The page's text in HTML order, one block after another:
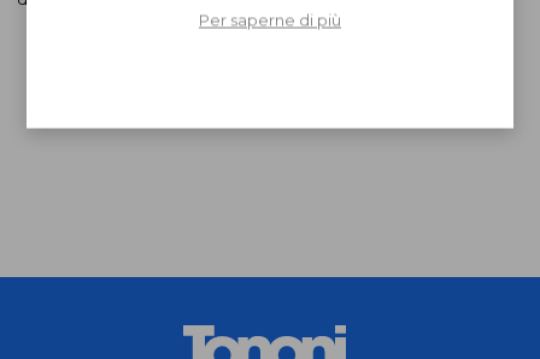
Per saperne di più